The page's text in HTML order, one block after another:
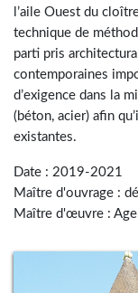
l’aile Ouest du
technique de
parti pris
contemporaines
d’exigence dans la
(béton, acier) afin
existantes.
Date : 2019-2021
Maître d'ouvrage :
Maître d'œuvre :